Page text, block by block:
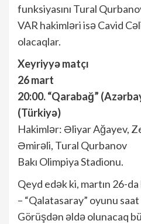
funksiyasını Tural
VAR hakimləri isə Cavid
olacaqlar.
Xeyriyyə matçı
26 mart
20:00. “Qarabağ”
(Türkiyə)
Hakimlər: Əliyar Ağayev,
Əmirəli, Tural Qurbanov
Bakı Olimpiya Stadionu.
Qeyd edək ki, martın 26-
– “Qalatasaray” oyunu
Görüşdən əldə olunacaq